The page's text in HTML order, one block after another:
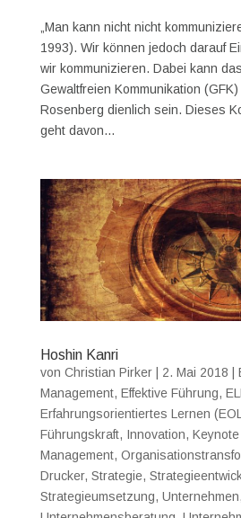
„Man kann nicht nicht
1993). Wir können jedoch darauf
wir kommunizieren. Dabei kann
Gewaltfreien Kommunikation
Rosenberg dienlich sein. Dieses
geht davon...
Hoshin Kanri
von Christian Pirker| 2. Mai 2018
Management, Effektive Führung,
Erfahrungsorientiertes Lernen
Führungskraft, Innovation,
Management,
Drucker, Strategie,
Strategieumsetzung, Unternehmen,